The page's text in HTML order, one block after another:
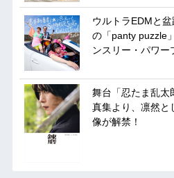
ウルトラEDMと
の「panty puzzle
ンスリー・パワー
舞台「忍たま乱太
真集より、凛然と
像が解禁！